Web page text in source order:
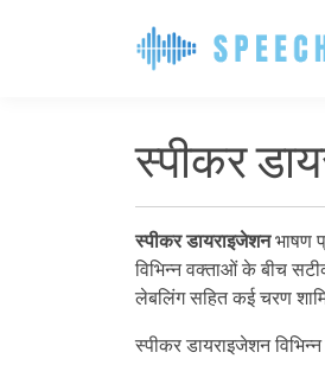
स्पीकर
स्पीकर डायराइजेशनभाषण
विभिन्न वक्ताओं के बीच
लेबलिंग सहित कई चरण
स्पीकर डायराइजेशन